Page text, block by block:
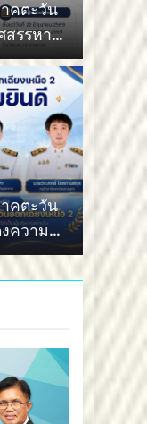
สถ
ออ
ก
สถาบัน
คตะวัน
สรรหา
งคุณวุฒิ
คตะวัน
ความ